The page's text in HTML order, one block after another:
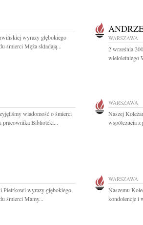
wyrazy głębokiego
śmierci Męża składają...
WARSZAWA
2 września
wieloletniego
wiadomość o śmierci
pracownika Biblioteki...
WARSZAWA
Naszej
współczucia
Pietrkowi wyrazy głębokiego
śmierci Mamy...
WARSZAWA
Naszemu
kondolencje i